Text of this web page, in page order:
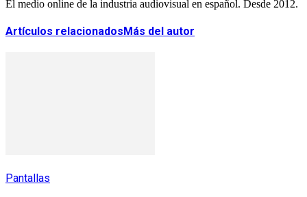
El medio online de la industria audiovisual en español. Desde 2012.
Artículos relacionadosMás del autor
Pantallas